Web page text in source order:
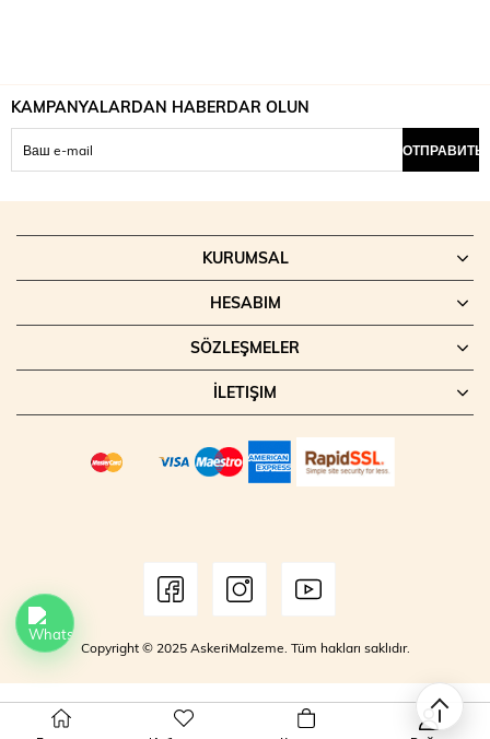
KAMPANYALARDAN HABERDAR OLUN
ОТПРАВИТЬ
KURUMSAL
HESABIM
SÖZLEŞMELER
İLETIŞIM
Copyright © 2025 AskeriMalzeme. Tüm hakları saklıdır.